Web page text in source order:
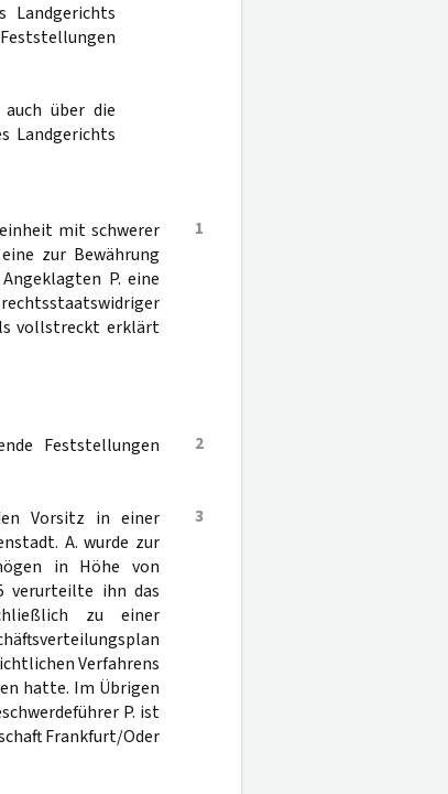
Landgerichts
über die
Landgerichts
1
mit schwerer
zur Bewährung
P. eine
vollstreckt erklärt
2
Feststellungen
3
Vorsitz in einer
A. wurde zur
in Höhe von
verurteilte ihn das
zu einer
Verfahrens
hatte. Im Übrigen
P. ist
Frankfurt/Oder